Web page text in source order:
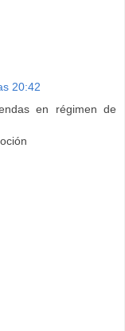
20:42
en régimen de